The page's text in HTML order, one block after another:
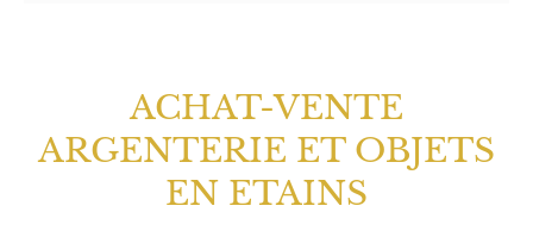
ACHAT-VENTE
ARGENTERIE ET OBJETS
EN ETAINS